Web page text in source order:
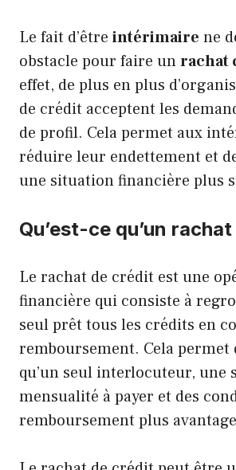
Le fait d’être intérimaire ne
obstacle pour faire unrachat
effet, de plus en plus
de crédit acceptent les
de profil. Cela permet aux
réduire leur endettement et
une situation financière plus
Qu’est-ce qu’un
Le rachat de crédit est une
financière qui consiste à
seul prêt tous les crédits en
remboursement. Cela permet
qu’un seul interlocuteur, une
mensualité à payer et des
remboursement plus